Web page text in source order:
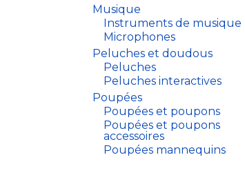
Musique
Instruments de musique
Microphones
Peluches et doudous
Peluches
Peluches interactives
Poupées
Poupées et poupons
Poupées et poupons
accessoires
Poupées mannequins